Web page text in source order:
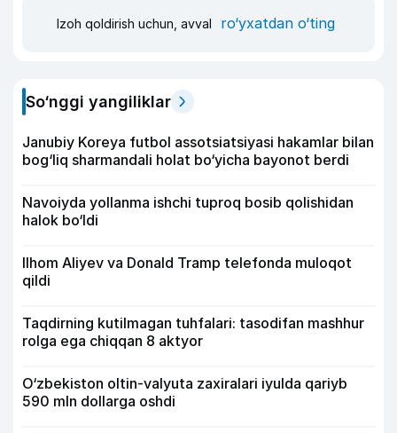
Izoh qoldirish uchun, avval ro‘yxatdan o‘ting
So‘nggi yangiliklar
Janubiy Koreya futbol assotsiatsiyasi hakamlar bilan
bog‘liq sharmandali holat bo‘yicha bayonot berdi
Navoiyda yollanma ishchi tuproq bosib qolishidan
halok bo‘ldi
Ilhom Aliyev va Donald Tramp telefonda muloqot
qildi
Taqdirning kutilmagan tuhfalari: tasodifan mashhur
rolga ega chiqqan 8 aktyor
O‘zbekiston oltin-valyuta zaxiralari iyulda qariyb
590 mln dollarga oshdi